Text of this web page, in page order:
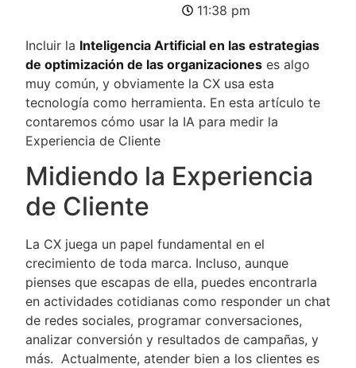
11:38 pm
Incluir la Inteligencia Artificial en las estrategias
de optimización de las organizaciones es algo
muy común, y obviamente la CX usa esta
tecnología como herramienta. En esta artículo te
contaremos cómo usar la IA para medir la
Experiencia de Cliente
Midiendo la Experiencia
de Cliente
La CX juega un papel fundamental en el
crecimiento de toda marca. Incluso, aunque
pienses que escapas de ella, puedes encontrarla
en actividades cotidianas como responder un chat
de redes sociales, programar conversaciones,
analizar conversión y resultados de campañas, y
más. Actualmente, atender bien a los clientes es